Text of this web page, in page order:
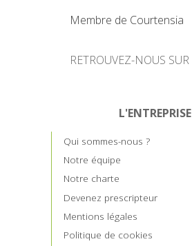
Membre de Courtensia
RETROUVEZ-NOUS SUR
L'ENTREPRISE
Qui sommes-nous ?
Notre équipe
Notre charte
Devenez prescripteur
Mentions légales
Politique de cookies